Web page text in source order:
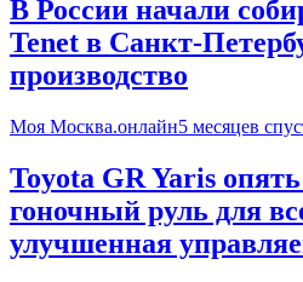
В России начали
Tenet в Санкт-
производство
Моя Москва.онлайн5 месяцев
Toyota GR Yaris
гоночный руль для
улучшенная